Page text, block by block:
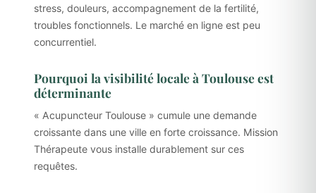
stress, douleurs, accompagnement de la fertilité,
troubles fonctionnels. Le marché en ligne est peu
concurrentiel.
Pourquoi la visibilité locale à Toulouse est
déterminante
« Acupuncteur Toulouse » cumule une demande
croissante dans une ville en forte croissance. Mission
Thérapeute vous installe durablement sur ces
requêtes.